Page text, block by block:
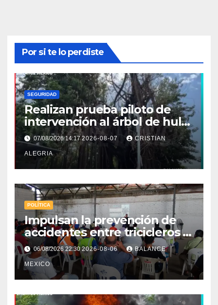
Por si te lo perdiste
SEGURIDAD
Realizan prueba piloto de
intervención al árbol de hule
en Tapachula
07/08/2026 14:172026-08-07 CRISTIAN
ALEGRIA
POLÍTICA
Impulsan la prevención de
accidentes entre tricicleros y
mototriciclistas de Tapachula
06/08/2026 22:302026-08-06 BALANCE
MEXICO